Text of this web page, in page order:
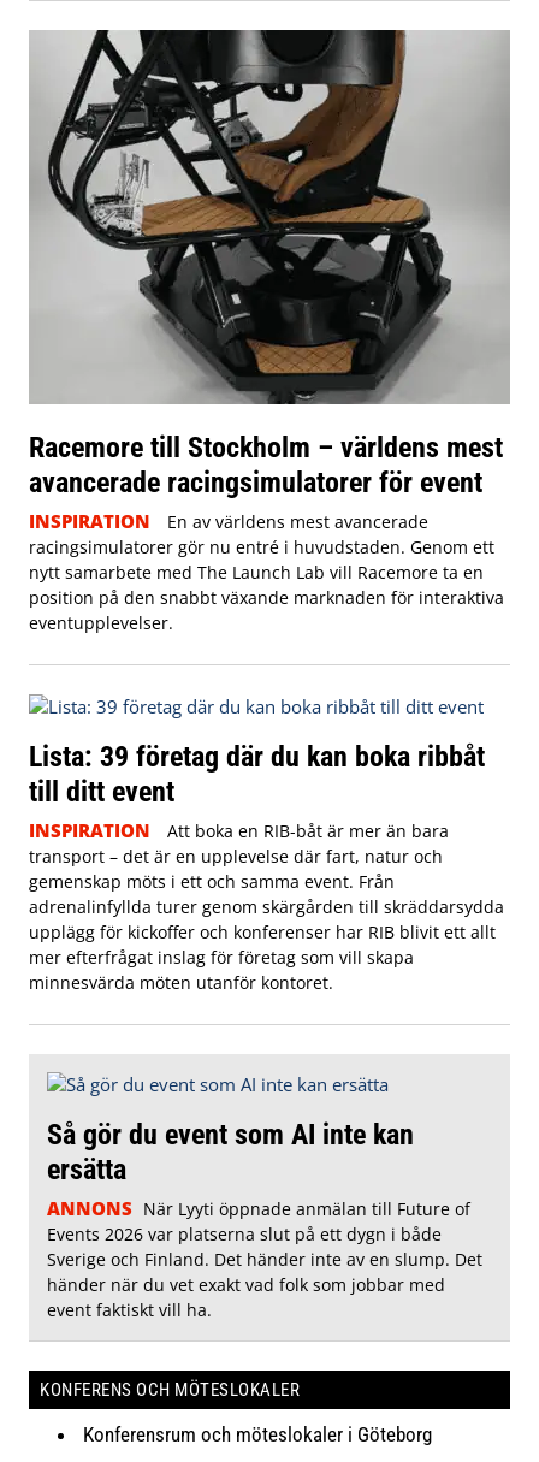
Racemore till Stockholm – världens mest
avancerade racingsimulatorer för event
INSPIRATION
En av världens mest avancerade
racingsimulatorer gör nu entré i huvudstaden. Genom ett
nytt samarbete med The Launch Lab vill Racemore ta en
position på den snabbt växande marknaden för interaktiva
eventupplevelser.
Lista: 39 företag där du kan boka ribbåt
till ditt event
INSPIRATION
Att boka en RIB-båt är mer än bara
transport – det är en upplevelse där fart, natur och
gemenskap möts i ett och samma event. Från
adrenalinfyllda turer genom skärgården till skräddarsydda
upplägg för kickoffer och konferenser har RIB blivit ett allt
mer efterfrågat inslag för företag som vill skapa
minnesvärda möten utanför kontoret.
Så gör du event som AI inte kan
ersätta
ANNONS När Lyyti öppnade anmälan till Future of
Events 2026 var platserna slut på ett dygn i både
Sverige och Finland. Det händer inte av en slump. Det
händer när du vet exakt vad folk som jobbar med
event faktiskt vill ha.
KONFERENS OCH MÖTESLOKALER
Konferensrum och möteslokaler i Göteborg